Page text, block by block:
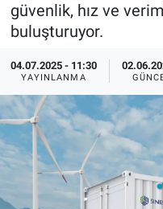
güvenlik, hız ve
buluşturuyor.
04.07.2025 - 11:30
YAYINLANMA
Enerjisini Üreten
Endüstri 4.0
Ağır Sanayi